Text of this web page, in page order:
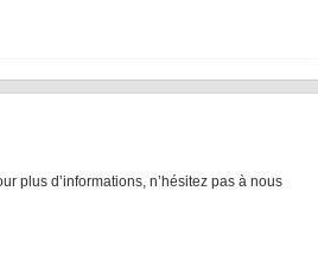
plus d’informations, n’hésitez pas à nous